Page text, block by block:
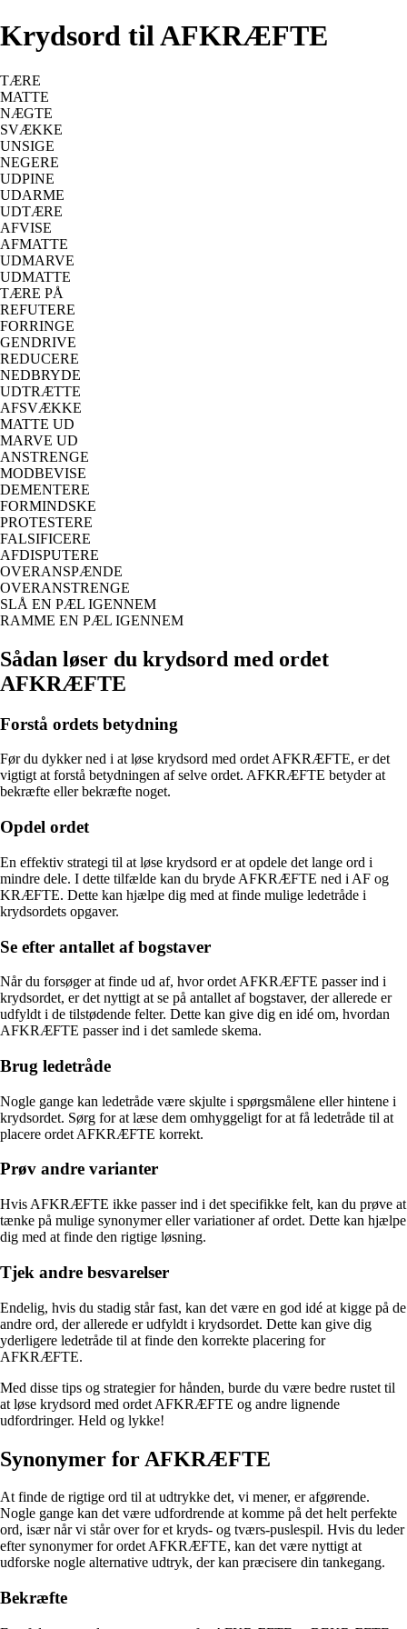
Krydsord til AFKRÆFTE
TÆRE
MATTE
NÆGTE
SVÆKKE
UNSIGE
NEGERE
UDPINE
UDARME
UDTÆRE
AFVISE
AFMATTE
UDMARVE
UDMATTE
TÆRE PÅ
REFUTERE
FORRINGE
GENDRIVE
REDUCERE
NEDBRYDE
UDTRÆTTE
AFSVÆKKE
MATTE UD
MARVE UD
ANSTRENGE
MODBEVISE
DEMENTERE
FORMINDSKE
PROTESTERE
FALSIFICERE
AFDISPUTERE
OVERANSPÆNDE
OVERANSTRENGE
SLÅ EN PÆL IGENNEM
RAMME EN PÆL IGENNEM
Sådan løser du krydsord med ordet
AFKRÆFTE
Forstå ordets betydning
Før du dykker ned i at løse krydsord med ordet AFKRÆFTE, er det
vigtigt at forstå betydningen af selve ordet. AFKRÆFTE betyder at
bekræfte eller bekræfte noget.
Opdel ordet
En effektiv strategi til at løse krydsord er at opdele det lange ord i
mindre dele. I dette tilfælde kan du bryde AFKRÆFTE ned i AF og
KRÆFTE. Dette kan hjælpe dig med at finde mulige ledetråde i
krydsordets opgaver.
Se efter antallet af bogstaver
Når du forsøger at finde ud af, hvor ordet AFKRÆFTE passer ind i
krydsordet, er det nyttigt at se på antallet af bogstaver, der allerede er
udfyldt i de tilstødende felter. Dette kan give dig en idé om, hvordan
AFKRÆFTE passer ind i det samlede skema.
Brug ledetråde
Nogle gange kan ledetråde være skjulte i spørgsmålene eller hintene i
krydsordet. Sørg for at læse dem omhyggeligt for at få ledetråde til at
placere ordet AFKRÆFTE korrekt.
Prøv andre varianter
Hvis AFKRÆFTE ikke passer ind i det specifikke felt, kan du prøve at
tænke på mulige synonymer eller variationer af ordet. Dette kan hjælpe
dig med at finde den rigtige løsning.
Tjek andre besvarelser
Endelig, hvis du stadig står fast, kan det være en god idé at kigge på de
andre ord, der allerede er udfyldt i krydsordet. Dette kan give dig
yderligere ledetråde til at finde den korrekte placering for
AFKRÆFTE.
Med disse tips og strategier for hånden, burde du være bedre rustet til
at løse krydsord med ordet AFKRÆFTE og andre lignende
udfordringer. Held og lykke!
Synonymer for AFKRÆFTE
At finde de rigtige ord til at udtrykke det, vi mener, er afgørende.
Nogle gange kan det være udfordrende at komme på det helt perfekte
ord, især når vi står over for et kryds- og tværs-puslespil. Hvis du leder
efter synonymer for ordet AFKRÆFTE, kan det være nyttigt at
udforske nogle alternative udtryk, der kan præcisere din tankegang.
Bekræfte